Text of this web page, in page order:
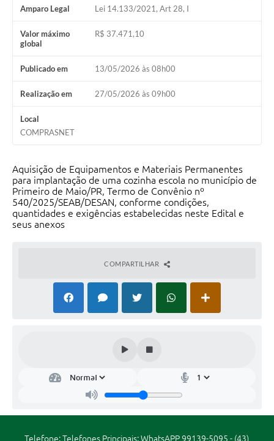
Carta de Serviços
Notícias
Turismo
Obras
Projetos
CONVÊNIOS
Legislação
Editais
Links
Contato
Amparo Legal Lei 14.133/2021, Art 28, I
Valor máximo
global
R$ 37.471,10
Publicado em 13/05/2026 às 08h00
Realização em 27/05/2026 às 09h00
Local
COMPRASNET
Aquisição de Equipamentos e Materiais Permanentes
para implantação de uma cozinha escola no município de
Primeiro de Maio/PR, Termo de Convênio nº
540/2025/SEAB/DESAN, conforme condições,
quantidades e exigências estabelecidas neste Edital e
seus anexos
COMPARTILHAR
Telefone: Telefones Principais: WhatsAPP 99139-5095 - (43)